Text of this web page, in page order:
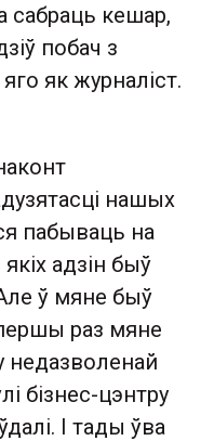
сабраць кешар,
побач з
як журналіст.
нашых
пабываць на
адзін быў
ў мяне быў
раз мяне
недазволенай
бізнес-цэнтру
І тады ўва